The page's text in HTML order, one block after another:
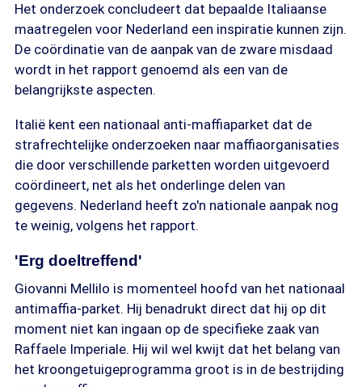
Het onderzoek concludeert dat bepaalde Italiaanse
maatregelen voor Nederland een inspiratie kunnen zijn.
De coördinatie van de aanpak van de zware misdaad
wordt in het rapport genoemd als een van de
belangrijkste aspecten.
Italië kent een nationaal anti-maffiaparket dat de
strafrechtelijke onderzoeken naar maffiaorganisaties
die door verschillende parketten worden uitgevoerd
coördineert, net als het onderlinge delen van
gegevens. Nederland heeft zo'n nationale aanpak nog
te weinig, volgens het rapport.
'Erg doeltreffend'
Giovanni Mellilo is momenteel hoofd van het nationaal
antimaffia-parket. Hij benadrukt direct dat hij op dit
moment niet kan ingaan op de specifieke zaak van
Raffaele Imperiale. Hij wil wel kwijt dat het belang van
het kroongetuigeprogramma groot is in de bestrijding